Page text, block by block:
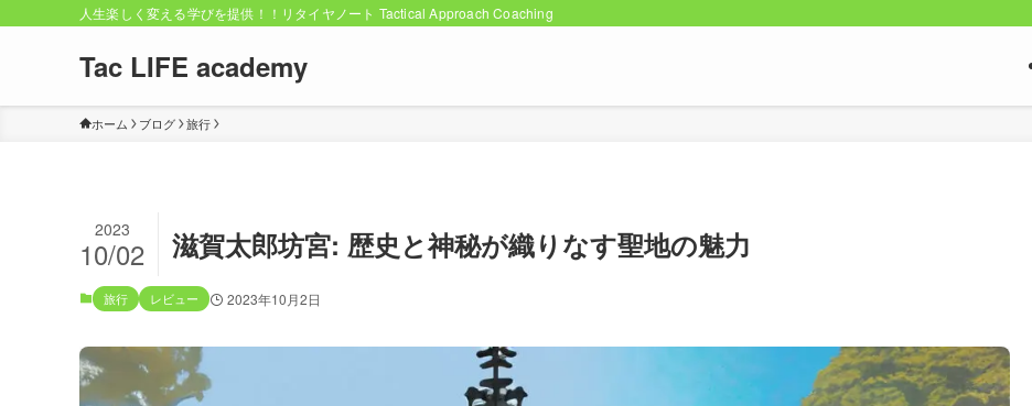
人生楽しく変える学びを提供！！リタイヤノート Tactical Approach Coaching
Tac LIFE academy
ホーム ブログ 旅行
滋賀太郎坊宮: 歴史と神秘が織りなす聖地の魅力
2023
10/02
旅行 レビュー 2023年10月2日